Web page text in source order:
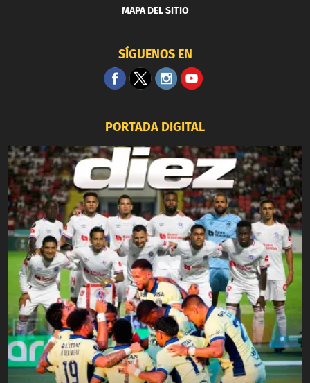
MAPA DEL SITIO
SÍGUENOS EN
PORTADA DIGITAL